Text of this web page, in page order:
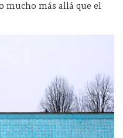
mucho más allá que el